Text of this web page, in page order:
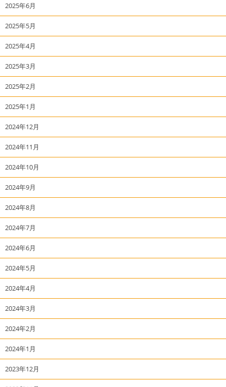
2025年6月
2025年5月
2025年4月
2025年3月
2025年2月
2025年1月
2024年12月
2024年11月
2024年10月
2024年9月
2024年8月
2024年7月
2024年6月
2024年5月
2024年4月
2024年3月
2024年2月
2024年1月
2023年12月